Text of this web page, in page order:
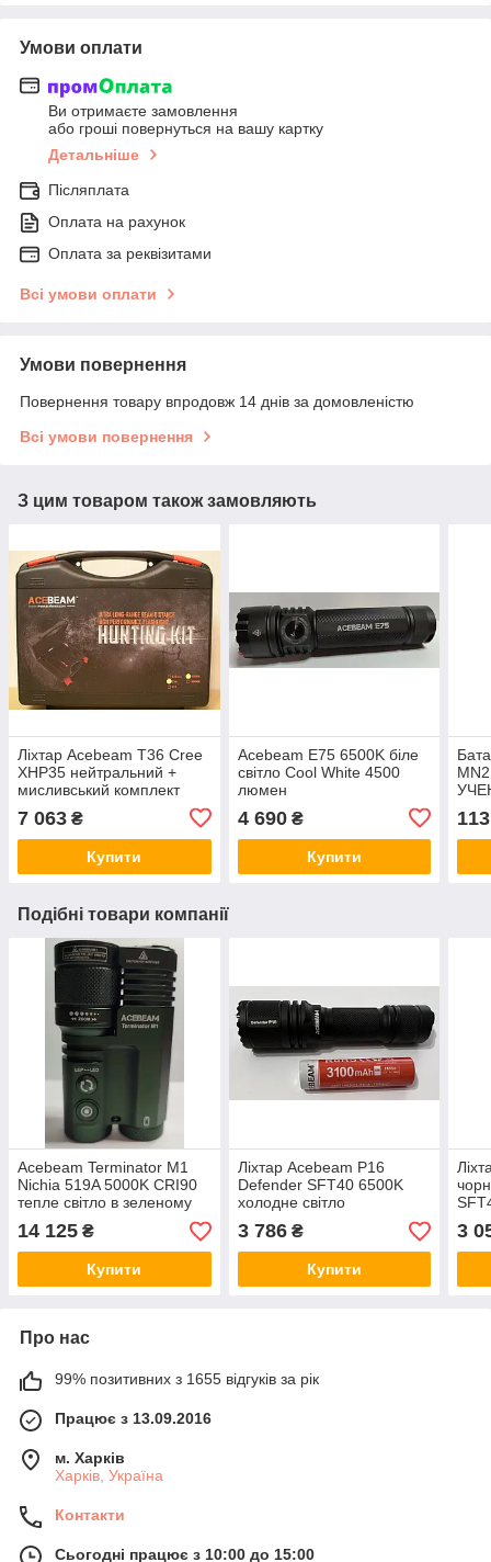
Умови оплати
Ви отримаєте замовлення
або гроші повернуться на вашу картку
Детальніше
Післяплата
Оплата на рахунок
Оплата за реквізитами
Всі умови оплати
Умови повернення
Повернення товару впродовж 14 днів за домовленістю
Всі умови повернення
З цим товаром також замовляють
Ліхтар Acebeam T36 Cree
XHP35 нейтральний +
мисливський комплект
7 063 ₴
Купити
Acebeam E75 6500K біле
світло Cool White 4500
люмен
4 690₴
Купити
113
Подібні товари компанії
Acebeam Terminator M1
Nichia 519A 5000K CRI90
тепле світло в зеленому
корпусі
14 125 ₴
Купити
Ліхтар Acebeam P16
Defender SFT40 6500K
холодне світло
3 786₴
Купити
3
Про нас
99% позитивних з 1655 відгуків за рік
Працює з 13.09.2016
м. Харків
Харків, Україна
Контакти
Сьогодні працює з 10:00 до 15:00